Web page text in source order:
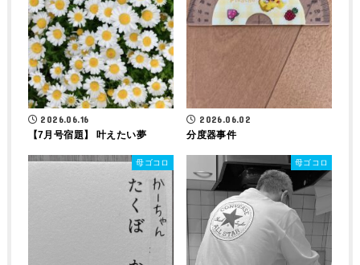
2026.06.16
【7月号宿題】 叶えたい夢
2026.06.02
分度器事件
母ゴコロ 母ゴコロ